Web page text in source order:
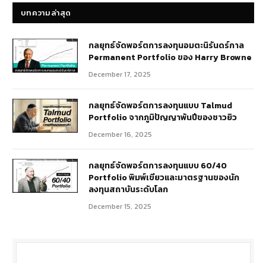
บทความล่าสุด
กลยุทธ์​จัดพอร์ตการลงทุนอมตะนิรันดร์กาล
Permanent Portfolio ของ Harry Browne
December 17, 2025
กลยุทธ์จัดพอร์ตการลงทุนแบบ Talmud
Portfolio จากภูมิปัญญาพันปีของชาวยิว
December 16, 2025
กลยุทธ์จัดพอร์ตการลงทุนแบบ 60/40
Portfolio พิมพ์เขียวและมาตรฐานของนัก
ลงทุนสถาบันระดับโลก
December 15, 2025